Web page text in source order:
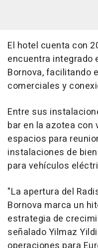
El hotel cuenta con
encuentra integrado
Bornova, facilitando
comerciales y
Entre sus
bar en la azotea
espacios para
instalaciones de
para vehículos
"La apertura del
Bornova marca un
estrategia de
señalado Yilmaz